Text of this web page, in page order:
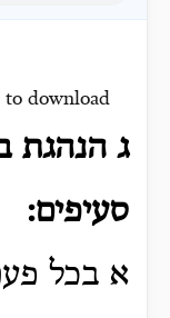
to download
ג הנהגת
סעיפים:
א בכל